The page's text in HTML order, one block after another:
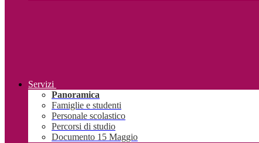
Servizi
Panoramica
Famiglie e studenti
Personale scolastico
Percorsi di studio
Documento 15 Maggio